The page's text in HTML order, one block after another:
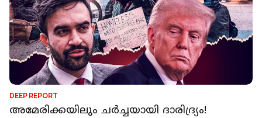
DEEP REPORT
അമേരിക്കയിലും ചർച്ചയായി ദാരിദ്ര്യം!